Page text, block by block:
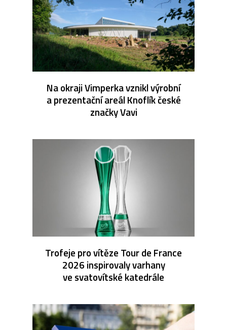
Na okraji Vimperka vznikl výrobní
a prezentační areál Knoflík české
značky Vavi
Trofeje pro vítěze Tour de France
2026 inspirovaly varhany
ve svatovítské katedrále